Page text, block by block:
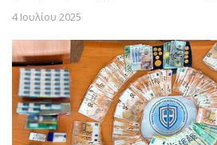
4 Ιουλίου 2025